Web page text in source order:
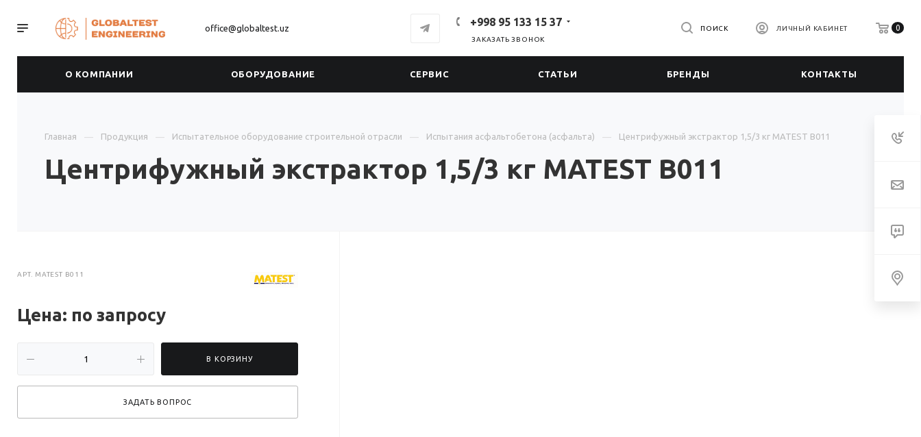
office@globaltest.uz +998 95 133 15 37
ЗАКАЗАТЬ ЗВОНОК
0
ЛИЧНЫЙ КАБИНЕТ
ПОИСК
О КОМПАНИИ ОБОРУДОВАНИЕ СЕРВИС СТАТЬИ БРЕНДЫ КОНТАКТЫ
Главная Продукция Испытательное оборудование строительной отрасли Испытания асфальтобетона (асфальта) Центрифужный экстрактор 1,5/3 кг MATEST B011
Центрифужный экстрактор 1,5/3 кг MATEST B011
АРТ. MATEST B011
Цена: по запросу
В КОРЗИНУ
ЗАДАТЬ ВОПРОС